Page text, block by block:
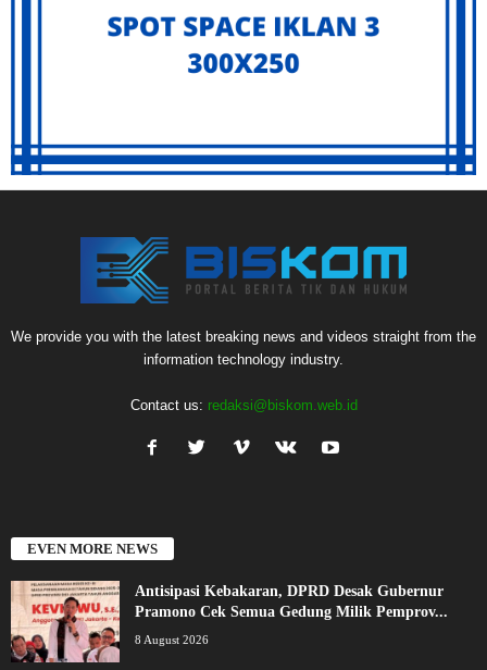
We provide you with the latest breaking news and videos straight from the
information technology industry.
Contact us: redaksi@biskom.web.id
EVEN MORE NEWS
Antisipasi Kebakaran, DPRD Desak Gubernur
Pramono Cek Semua Gedung Milik Pemprov...
8 August 2026